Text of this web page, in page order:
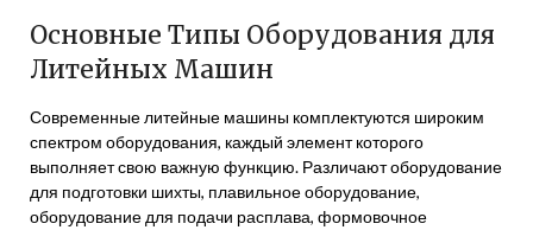
Основные Типы Оборудования для
Литейных Машин
Современные литейные машины комплектуются широким
спектром оборудования, каждый элемент которого
выполняет свою важную функцию. Различают оборудование
для подготовки шихты, плавильное оборудование,
оборудование для подачи расплава, формовочное